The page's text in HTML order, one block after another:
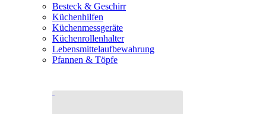
Besteck & Geschirr
Küchenhilfen
Küchenmessgeräte
Küchenrollenhalter
Lebensmittelaufbewahrung
Pfannen & Töpfe